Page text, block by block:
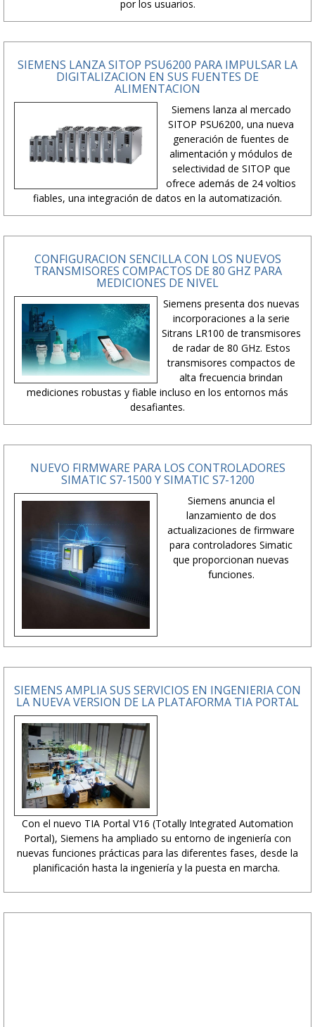
por los usuarios.
SIEMENS LANZA SITOP PSU6200 PARA IMPULSAR LA
DIGITALIZACION EN SUS FUENTES DE
ALIMENTACION
Siemens lanza al mercado
SITOP PSU6200, una nueva
generación de fuentes de
alimentación y módulos de
selectividad de SITOP que
ofrece además de 24 voltios
fiables, una integración de datos en la automatización.
CONFIGURACION SENCILLA CON LOS NUEVOS
TRANSMISORES COMPACTOS DE 80 GHZ PARA
MEDICIONES DE NIVEL
Siemens presenta dos nuevas
incorporaciones a la serie
Sitrans LR100 de transmisores
de radar de 80 GHz. Estos
transmisores compactos de
alta frecuencia brindan
mediciones robustas y fiable incluso en los entornos más
desafiantes.
NUEVO FIRMWARE PARA LOS CONTROLADORES
SIMATIC S7-1500 Y SIMATIC S7-1200
Siemens anuncia el
lanzamiento de dos
actualizaciones de firmware
para controladores Simatic
que proporcionan nuevas
funciones.
SIEMENS AMPLIA SUS SERVICIOS EN INGENIERIA CON
LA NUEVA VERSION DE LA PLATAFORMA TIA PORTAL
Con el nuevo TIA Portal V16 (Totally Integrated Automation
Portal), Siemens ha ampliado su entorno de ingeniería con
nuevas funciones prácticas para las diferentes fases, desde la
planificación hasta la ingeniería y la puesta en marcha.